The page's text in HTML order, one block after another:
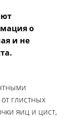
о
и не
глистных
яиц и цист,